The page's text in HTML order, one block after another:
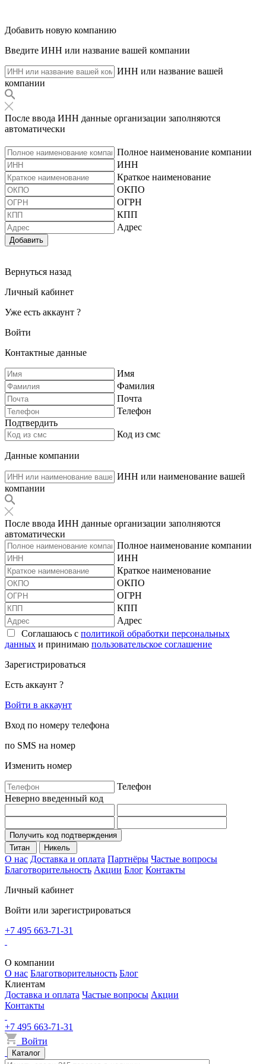
Добавить новую компанию
Введите ИНН или название вашей компании
ИНН или название вашей
компании
После ввода ИНН данные организации заполняются
автоматически
Полное наименование компании
ИНН
Краткое наименование
ОКПО
ОГРН
КПП
Адрес
Добавить
Вернуться назад
Личный кабинет
Уже есть аккаунт ?
Войти
Контактные данные
Имя
Фамилия
Почта
Телефон
Подтвердить
Код из смс
Данные компании
ИНН или наименование вашей
компании
После ввода ИНН данные организации заполняются
автоматически
Полное наименование компании
ИНН
Краткое наименование
ОКПО
ОГРН
КПП
Адрес
Соглашаюсь с политикой обработки персональных
данных и принимаю пользовательское соглашение
Зарегистрироваться
Есть аккаунт ?
Войти в аккаунт
Вход по номеру телефона
по SMS на номер
Изменить номер
Телефон
Неверно введенный код
Получить код подтверждения
Титан
Никель
О нас Доставка и оплата Партнёры Частые вопросы
Благотворительность Акции Блог Контакты
Личный кабинет
Войти или зарегистрироваться
+7 495 663-71-31
О компании
О нас Благотворительность Блог
Клиентам
Доставка и оплата Частые вопросы Акции
Контакты
+7 495 663-71-31
Войти
Каталог